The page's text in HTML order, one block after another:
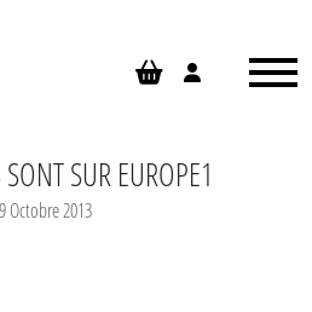
SONT SUR EUROPE1
Octobre 2013